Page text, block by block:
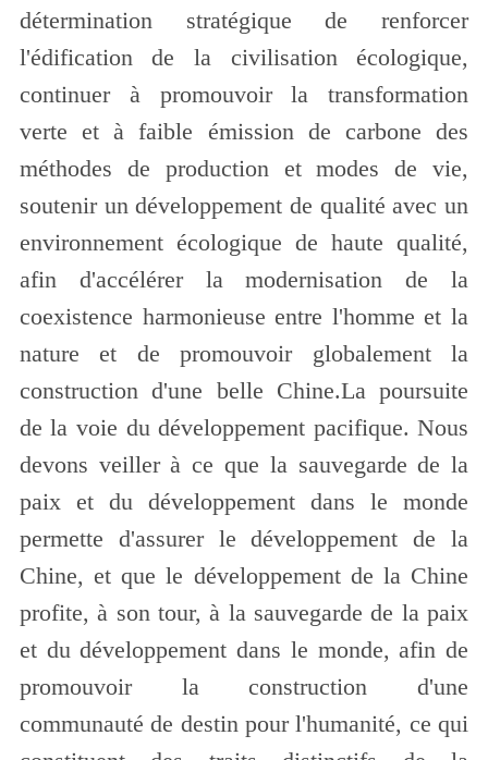
détermination stratégique de renforcer
l'édification de la civilisation écologique,
continuer à promouvoir la transformation
verte et à faible émission de carbone des
méthodes de production et modes de vie,
soutenir un développement de qualité avec un
environnement écologique de haute qualité,
afin d'accélérer la modernisation de la
coexistence harmonieuse entre l'homme et la
nature et de promouvoir globalement la
construction d'une belle Chine.La poursuite
de la voie du développement pacifique. Nous
devons veiller à ce que la sauvegarde de la
paix et du développement dans le monde
permette d'assurer le développement de la
Chine, et que le développement de la Chine
profite, à son tour, à la sauvegarde de la paix
et du développement dans le monde, afin de
promouvoir la construction d'une
communauté de destin pour l'humanité, ce qui